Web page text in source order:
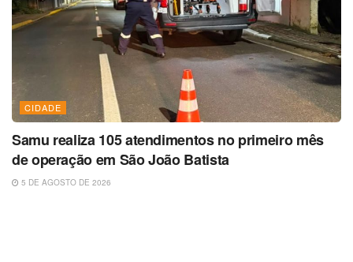
CIDADE
Samu realiza 105 atendimentos no primeiro mês
de operação em São João Batista
5 DE AGOSTO DE 2026